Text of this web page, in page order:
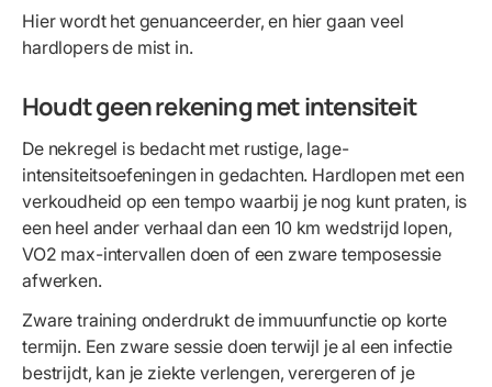
Hier wordt het genuanceerder, en hier gaan veel
hardlopers de mist in.
Houdt geen rekening met intensiteit
De nekregel is bedacht met rustige, lage-
intensiteitsoefeningen in gedachten. Hardlopen met een
verkoudheid op een tempo waarbij je nog kunt praten, is
een heel ander verhaal dan een 10 km wedstrijd lopen,
VO2 max-intervallen doen of een zware temposessie
afwerken.
Zware training onderdrukt de immuunfunctie op korte
termijn. Een zware sessie doen terwijl je al een infectie
bestrijdt, kan je ziekte verlengen, verergeren of je